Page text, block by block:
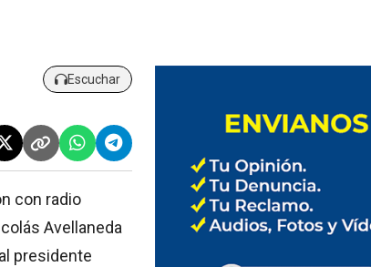
Escuchar
con radio
Avellaneda
presidente